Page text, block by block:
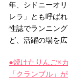
年、シドニーオ
レラ」とも呼ば
性誌でランニン
ど、活躍の場を広
●焼けたりんご×
「クランブル」